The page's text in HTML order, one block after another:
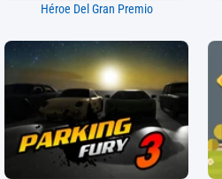
Héroe Del Gran Premio